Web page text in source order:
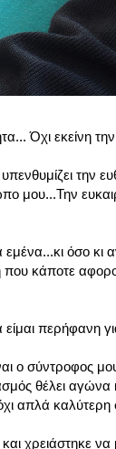
Όχι εκείνη
την
μου...Την
όσο κι
που κάποτε
περήφανη
ο σύντροφος
θέλει αγώνα
απλά
χρειάστηκε